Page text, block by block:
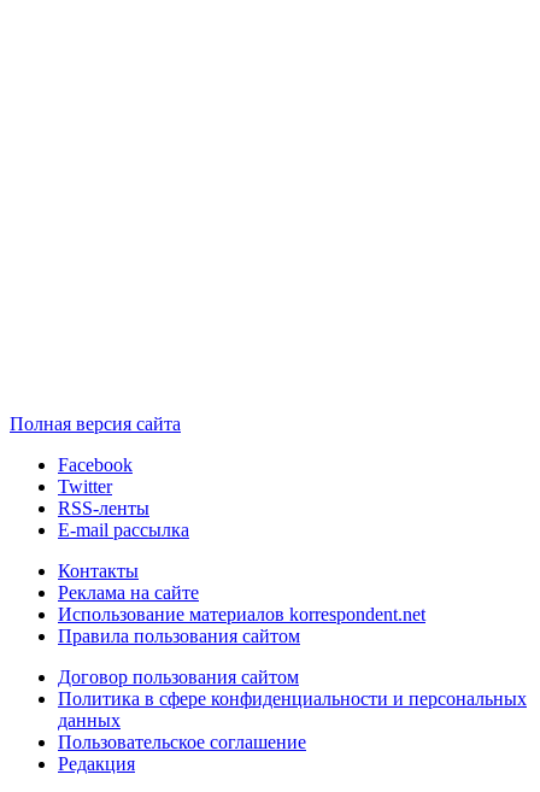
Полная версия сайта
Facebook
Twitter
RSS-ленты
E-mail рассылка
Контакты
Реклама на сайте
Использование материалов korrespondent.net
Правила пользования сайтом
Договор пользования сайтом
Политика в сфере конфиденциальности и персональных
данных
Пользовательское соглашение
Редакция